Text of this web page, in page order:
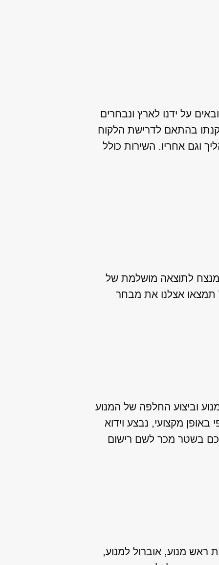
על ידנו לארץ ונבחרים
בהתאם לדרישת הלקוח
וגם אחריו. השירות כולל
לתוצאה מושלמת של
תמצאו אצלנו את מבחר
וביצוע החלפה של המנוע
מקצועי, נבצע וידוא
בשטר מכר לשם רישום
ראש מנוע, אוברול למנוע,